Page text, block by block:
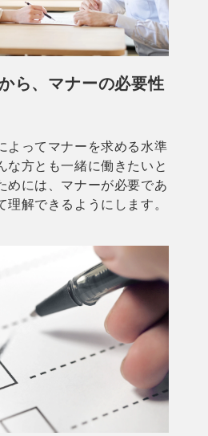
ら、マナーの必要性
よってマナーを求める水準
な方とも一緒に働きたいと
めには、マナーが必要であ
解できるようにします。